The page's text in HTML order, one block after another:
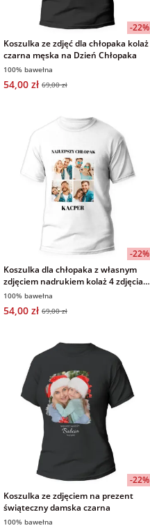
-22%
Koszulka ze zdjęć dla chłopaka kolaż
czarna męska na Dzień Chłopaka
100% bawełna
54,00 zł 69,00 zł
-22%
Koszulka dla chłopaka z własnym
zdjęciem nadrukiem kolaż 4 zdjęcia
biała męska na Dzień Chłopaka
100% bawełna
54,00 zł 69,00 zł
-22%
Koszulka ze zdjęciem na prezent
świąteczny damska czarna
100% bawełna